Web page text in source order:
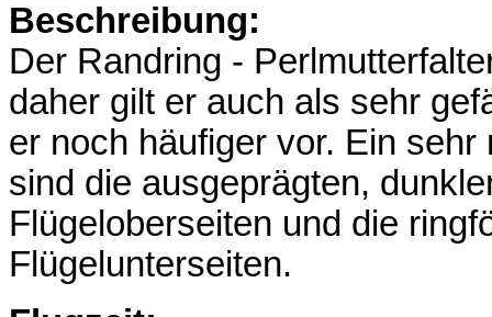
Beschreibung:
Der Randring -
daher gilt er auch als sehr
er noch häufiger vor. Ein
sind die ausgeprägten,
Flügeloberseiten und die
Flügelunterseiten.